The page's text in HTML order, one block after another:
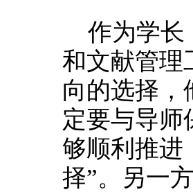
作为学长
和文献管理
向的选择，
定要与导师
够顺利推进
择”。另一